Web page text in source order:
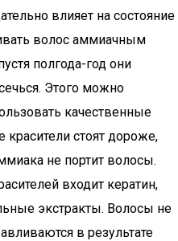
влияет на состояние
волос аммиачным
полгода-год они
Этого можно
качественные
стоят дороже,
не портит волосы.
входит кератин,
экстракты. Волосы не
в результате